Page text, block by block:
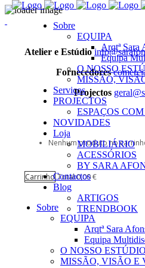
Atelier e Estúdio
Fornecedores
Projectos
Sobre
EQUIPA
Arqtª Sara
Equipa
O NOSSO
MISSÃO,
Serviços
PROJECTOS
ESPAÇOS
NOVIDADES
Loja
MOBILIÁRIO
ACESSÓRIOS
BY SARA
Contactos
Blog
ARTIGOS
TRENDBOOK
Nenhum produto no
Carrinho Total:0,00€
Sobre
EQUIPA
Arqtª Sara
Equipa
O NOSSO ESTÚDIO
MISSÃO, VISÃO E